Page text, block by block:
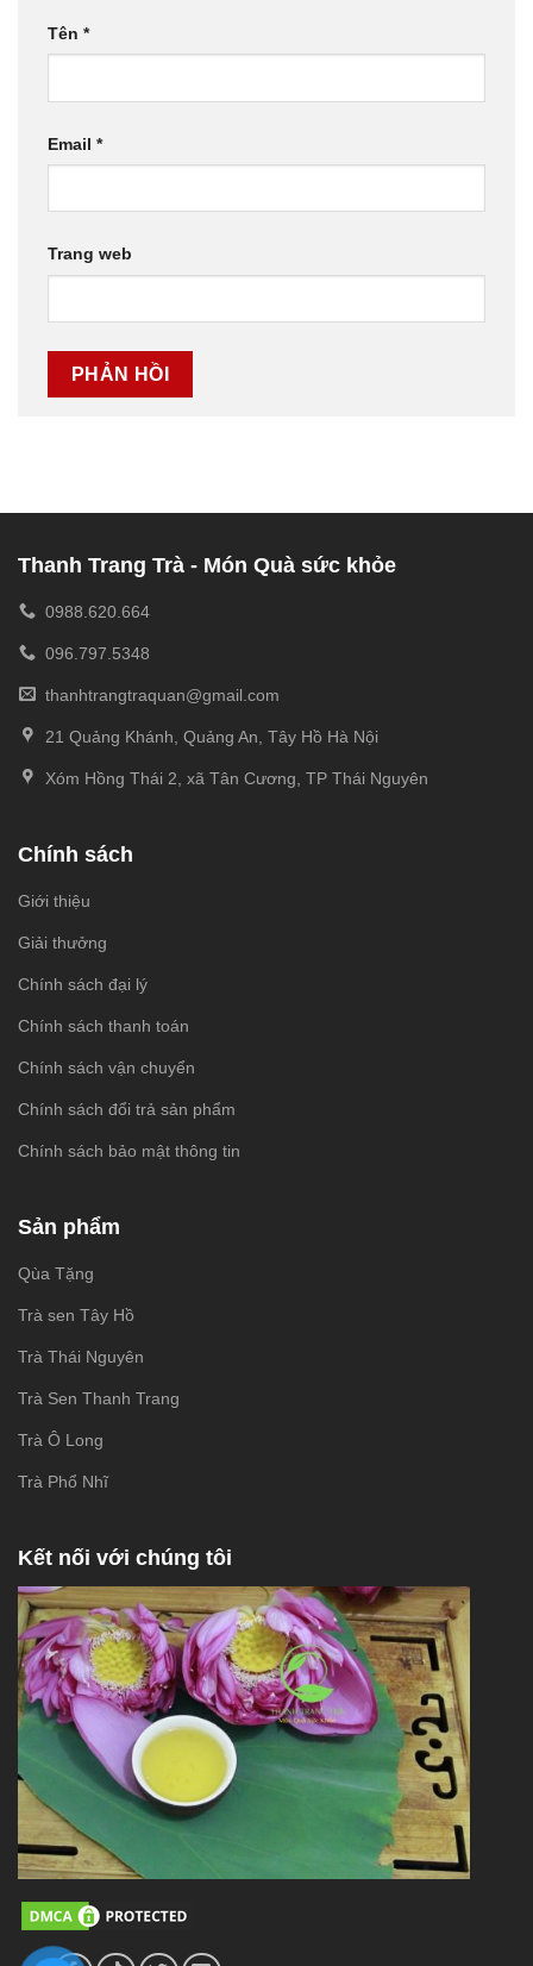
Tên *
Email *
Trang web
Thanh Trang Trà - Món Quà sức khỏe
0988.620.664
096.797.5348
thanhtrangtraquan@gmail.com
21 Quảng Khánh, Quảng An, Tây Hồ Hà Nội
Xóm Hồng Thái 2, xã Tân Cương, TP Thái Nguyên
Chính sách
Giới thiệu
Giải thưởng
Chính sách đại lý
Chính sách thanh toán
Chính sách vận chuyển
Chính sách đổi trả sản phẩm
Chính sách bảo mật thông tin
Sản phẩm
Qùa Tặng
Trà sen Tây Hồ
Trà Thái Nguyên
Trà Sen Thanh Trang
Trà Ô Long
Trà Phổ Nhĩ
Kết nối với chúng tôi